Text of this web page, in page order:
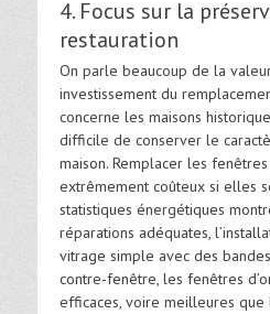
4. Focus sur la
restauration
On parle beaucoup de la
investissement du
concerne les maisons
difficile de conserver le
maison. Remplacer les
extrêmement coûteux si elles
statistiques énergétiques
réparations adéquates,
vitrage simple avec des
contre-fenêtre, les fenêtres
efficaces, voire meilleures que